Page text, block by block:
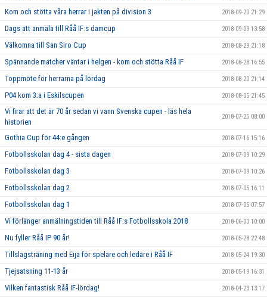
Kom och stötta våra herrar i jakten på division 3 2018-09-20 21:29
Dags att anmäla till Råå IF:s damcup 2018-09-09 13:58
Välkomna till San Siro Cup 2018-08-29 21:18
Spännande matcher väntar i helgen - kom och stötta Råå IF 2018-08-28 16:55
Toppmöte för herrarna på lördag 2018-08-20 21:14
P04 kom 3:a i Eskilscupen 2018-08-05 21:45
Vi firar att det är 70 år sedan vi vann Svenska cupen - läs hela
historien
2018-07-25 08:00
Gothia Cup för 44:e gången 2018-07-16 15:16
Fotbollsskolan dag 4 - sista dagen 2018-07-09 10:29
Fotbollsskolan dag 3 2018-07-09 10:26
Fotbollsskolan dag 2 2018-07-05 16:11
Fotbollsskolan dag 1 2018-07-05 07:57
Vi förlänger anmälningstiden till Råå IF:s Fotbollsskola 2018 2018-06-03 10:00
Nu fyller Råå IP 90 år! 2018-05-28 22:48
Tillslagsträning med Eija för spelare och ledare i Råå IF 2018-05-24 19:30
Tjejsatsning 11-13 år 2018-05-19 16:31
Vilken fantastisk Råå IF-lördag! 2018-04-23 13:17